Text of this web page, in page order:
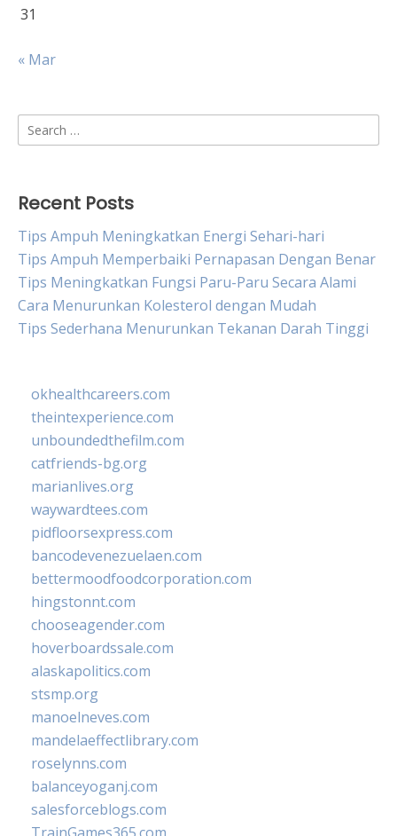
31
« Mar
Search
for:
Recent Posts
Tips Ampuh Meningkatkan Energi Sehari-hari
Tips Ampuh Memperbaiki Pernapasan Dengan Benar
Tips Meningkatkan Fungsi Paru-Paru Secara Alami
Cara Menurunkan Kolesterol dengan Mudah
Tips Sederhana Menurunkan Tekanan Darah Tinggi
okhealthcareers.com
theintexperience.com
unboundedthefilm.com
catfriends-bg.org
marianlives.org
waywardtees.com
pidfloorsexpress.com
bancodevenezuelaen.com
bettermoodfoodcorporation.com
hingstonnt.com
chooseagender.com
hoverboardssale.com
alaskapolitics.com
stsmp.org
manoelneves.com
mandelaeffectlibrary.com
roselynns.com
balanceyoganj.com
salesforceblogs.com